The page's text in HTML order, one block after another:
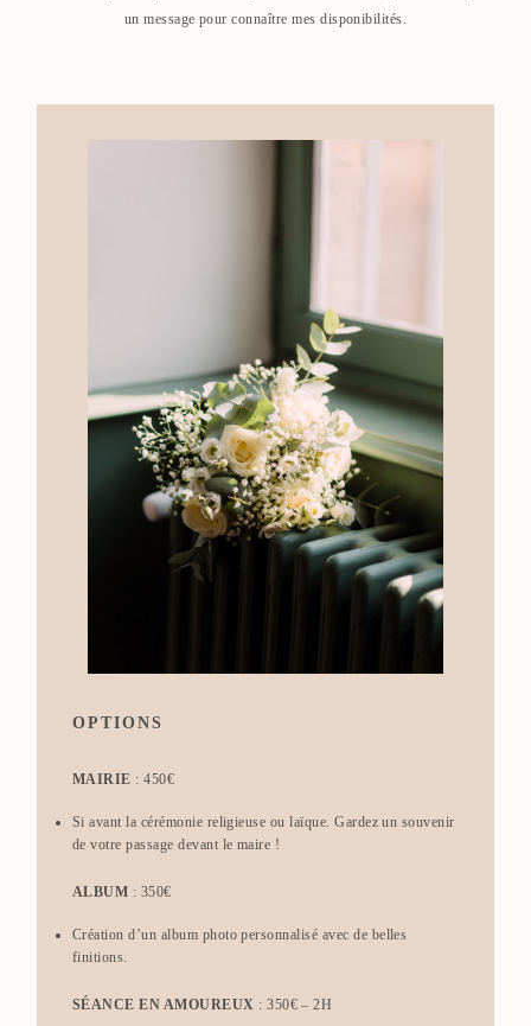
un message pour connaître mes disponibilités.
OPTIONS
MAIRIE : 450€
Si avant la cérémonie religieuse ou laïque. Gardez un souvenir
de votre passage devant le maire !
ALBUM : 350€
Création d’un album photo personnalisé avec de belles
finitions.
SÉANCE EN AMOUREUX : 350€ – 2H